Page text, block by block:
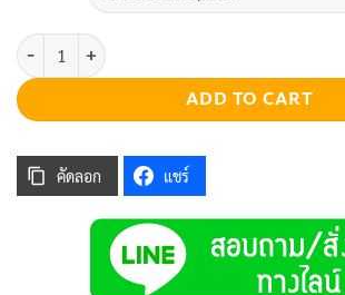
Training Gloves quantity
ADD TO CART
คัดลอก แชร์